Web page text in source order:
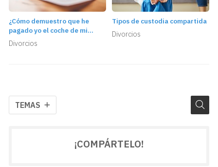
TEMAS
¿Cómo demuestro que he
pagado yo el coche de mi
pareja?
Divorcios
Tipos de custodia compartida
Divorcios
¡COMPÁRTELO!